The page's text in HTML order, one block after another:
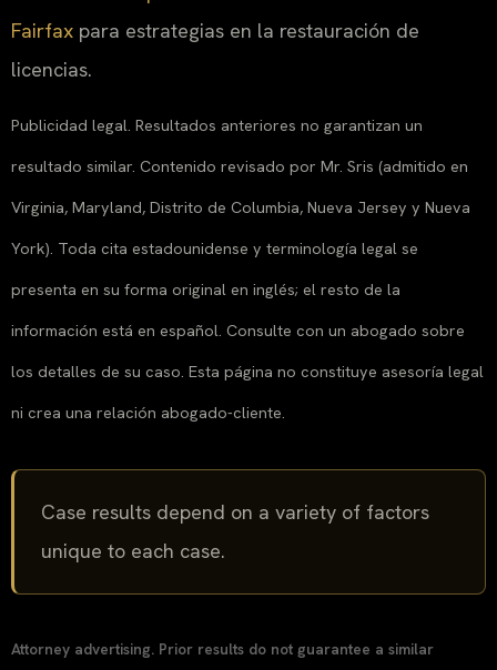
Fairfax para estrategias en la restauración de
licencias.
Publicidad legal. Resultados anteriores no garantizan un
resultado similar. Contenido revisado por Mr. Sris (admitido en
Virginia, Maryland, Distrito de Columbia, Nueva Jersey y Nueva
York). Toda cita estadounidense y terminología legal se
presenta en su forma original en inglés; el resto de la
información está en español. Consulte con un abogado sobre
los detalles de su caso. Esta página no constituye asesoría legal
ni crea una relación abogado-cliente.
Case results depend on a variety of factors
unique to each case.
Attorney advertising. Prior results do not guarantee a similar